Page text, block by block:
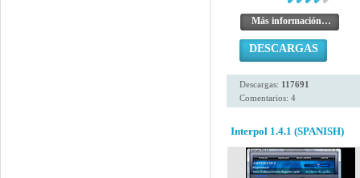
Más información…
DESCARGAS
Descargas: 117691
Comentarios: 4
Interpol 1.4.1 (SPANISH)